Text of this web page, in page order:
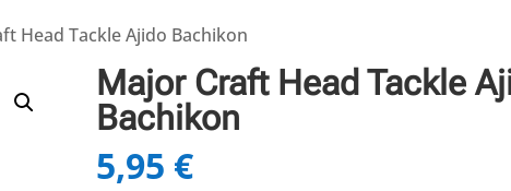
Head Tackle Ajido Bachikon
Major Craft Head Tackle
Bachikon
5,95 €